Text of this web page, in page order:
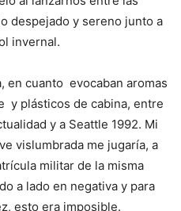
despejado y sereno junto a
invernal.
en cuanto evocaban aromas
y plásticos de cabina, entre
y a Seattle 1992. Mi
vislumbrada me jugaría, a
militar de la misma
a lado en negativa y para
esto era imposible.